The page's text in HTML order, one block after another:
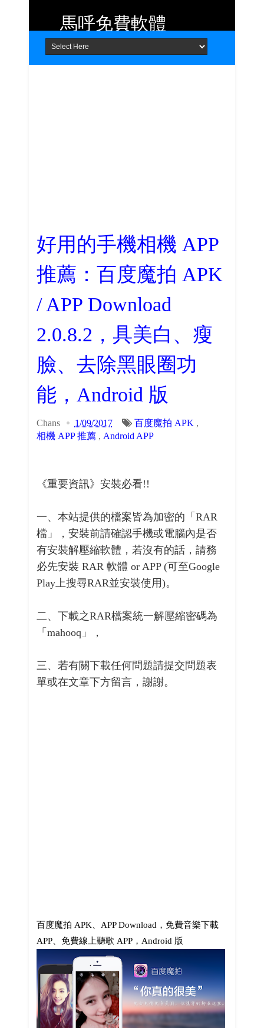
Home About Contact
馬呼免費軟體
提供 Android、iOS 好用的手機應用
程式及 Windows 免費軟體
好用的手機相機 APP
推薦：百度魔拍 APK
/ APP Download
2.0.8.2，具美白、瘦
臉、去除黑眼圈功
能，Android 版
Chans 1/09/2017 百度魔拍 APK ,
相機 APP 推薦, Android APP
《重要資訊》安裝必看!!
一、本站提供的檔案皆為加密的「RAR
檔」，安裝前請確認手機或電腦內是否
有安裝解壓縮軟體，若沒有的話，請務
必先安裝 RAR 軟體 or APP (可至Google
Play上搜尋RAR並安裝使用)。
二、下載之RAR檔案統一解壓縮密碼為
「mahooq」，
三、若有關下載任何問題請提交問題表
單或在文章下方留言，謝謝。
百度魔拍 APK、APP Download，免費音樂下載
APP、免費線上聽歌 APP，Android 版